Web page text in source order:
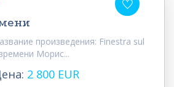
произведения: Finestra sul
Морис...
2 800 EUR